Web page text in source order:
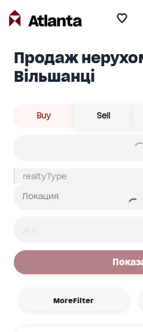
Продаж
Вільшанці
Buy Sell
MoreFilter